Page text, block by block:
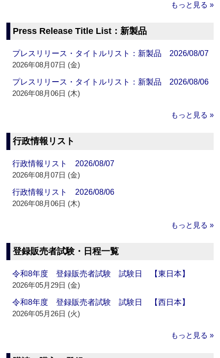
もっと見る »
Press Release Title List：新製品
プレスリリース・タイトルリスト：新製品 2026/08/07
2026年08月07日 (金)
プレスリリース・タイトルリスト：新製品 2026/08/06
2026年08月06日 (木)
もっと見る »
行政情報リスト
行政情報リスト 2026/08/07
2026年08月07日 (金)
行政情報リスト 2026/08/06
2026年08月06日 (木)
もっと見る »
登録販売者試験・日程一覧
令和8年度 登録販売者試験 試験日 【東日本】
2026年05月29日 (金)
令和8年度 登録販売者試験 試験日 【西日本】
2026年05月26日 (火)
もっと見る »